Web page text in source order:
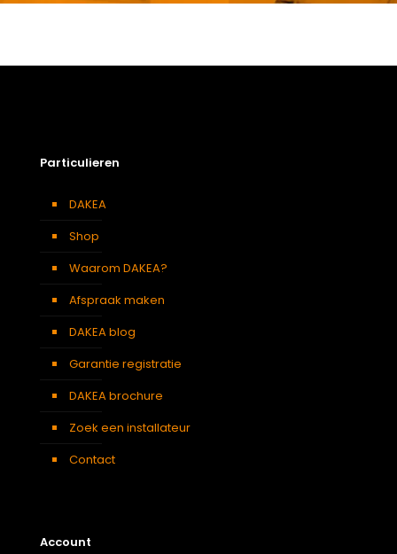
Kleur :
Verduisterend
gordijn
Particulieren
DAKEA
Shop
Waarom DAKEA?
Afspraak maken
DAKEA blog
Garantie registratie
DAKEA brochure
Zoek een installateur
Contact
Account